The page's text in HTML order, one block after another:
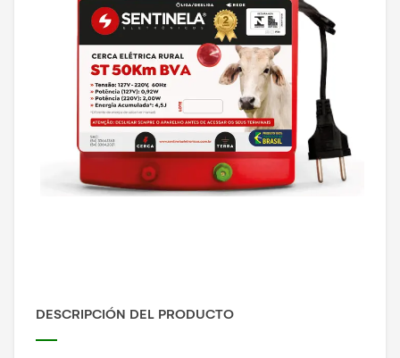
DESCRIPCIÓN DEL PRODUCTO